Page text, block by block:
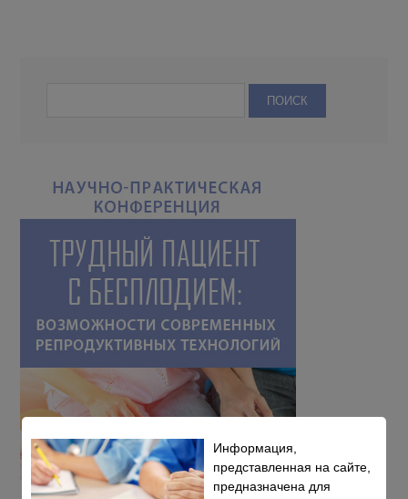
Информация,
представленная на сайте,
предназначена для